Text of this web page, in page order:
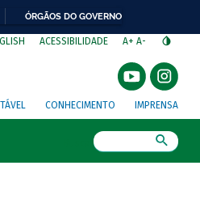
ÓRGÃOS DO GOVERNO
ACESSIBILIDADE A+ A-
CONHECIMENTO IMPRENSA